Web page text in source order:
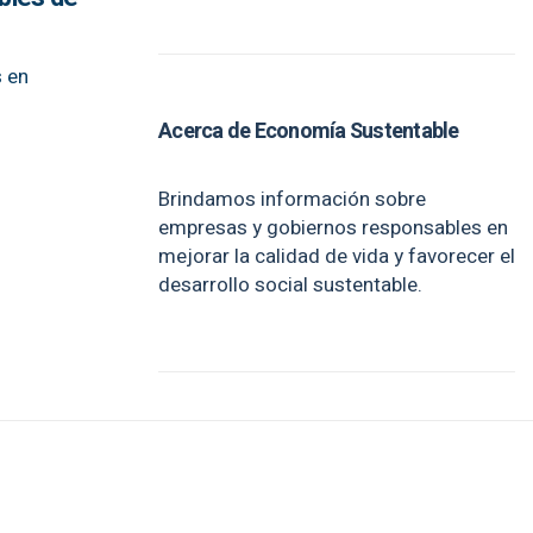
Acerca de Economía Sustentable
Brindamos información sobre
empresas y gobiernos responsables en
mejorar la calidad de vida y favorecer el
desarrollo social sustentable.